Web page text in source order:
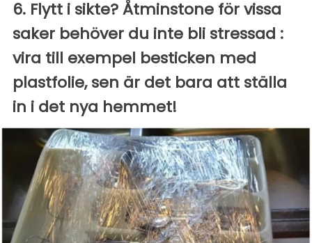
6. Flytt i sikte? Åtminstone för vissa
saker behöver du inte bli stressad :
vira till exempel besticken med
plastfolie, sen är det bara att ställa
in i det nya hemmet!